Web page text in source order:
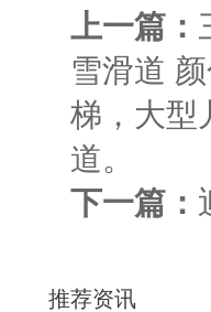
上一篇：
雪滑道
梯，大型
道。
下一篇：
推荐资讯